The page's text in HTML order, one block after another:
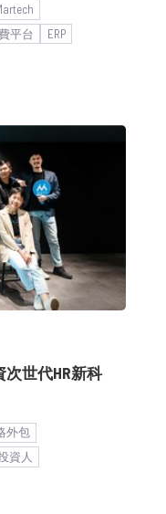
平台
ERP
次世代HR新科
外包
資人